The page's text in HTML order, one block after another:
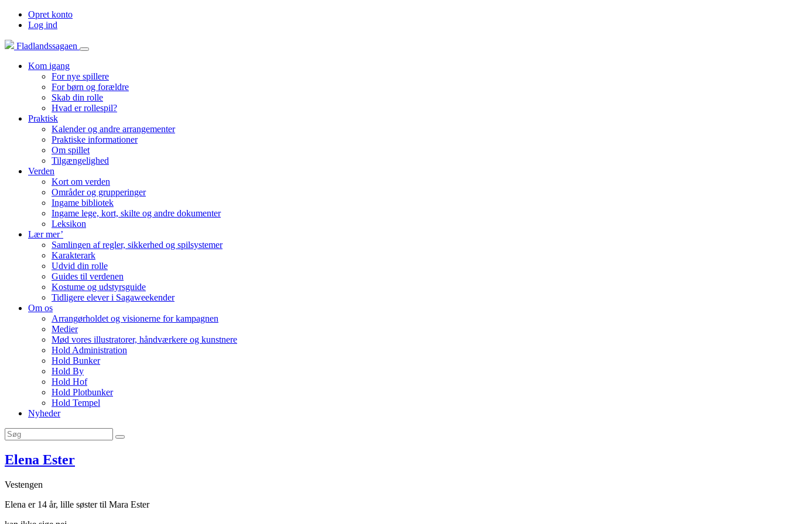
Opret konto
Log ind
Fladlandssagaen
Kom igang
For nye spillere
For børn og forældre
Skab din rolle
Hvad er rollespil?
Praktisk
Kalender og andre arrangementer
Praktiske informationer
Om spillet
Tilgængelighed
Verden
Kort om verden
Områder og grupperinger
Ingame bibliotek
Ingame lege, kort, skilte og andre dokumenter
Leksikon
Lær mer’
Samlingen af regler, sikkerhed og spilsystemer
Karakterark
Udvid din rolle
Guides til verdenen
Kostume og udstyrsguide
Tidligere elever i Sagaweekender
Om os
Arrangørholdet og visionerne for kampagnen
Medier
Mød vores illustratorer, håndværkere og kunstnere
Hold Administration
Hold Bunker
Hold By
Hold Hof
Hold Plotbunker
Hold Tempel
Nyheder
Elena Ester
Vestengen
Elena er 14 år, lille søster til Mara Ester